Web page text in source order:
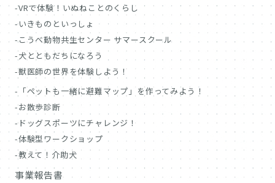
VRで体験！いぬねことのくらし
いきものといっしょ
こうべ動物共生センター サマースクール
犬とともだちになろう
獣医師の世界を体験しよう！
「ペットも一緒に避難マップ」を作ってみよう！
お散歩診断
ドッグスポーツにチャレンジ！
体験型ワークショップ
教えて！介助犬
事業報告書